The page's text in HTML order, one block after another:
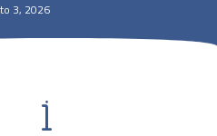
3, 2026